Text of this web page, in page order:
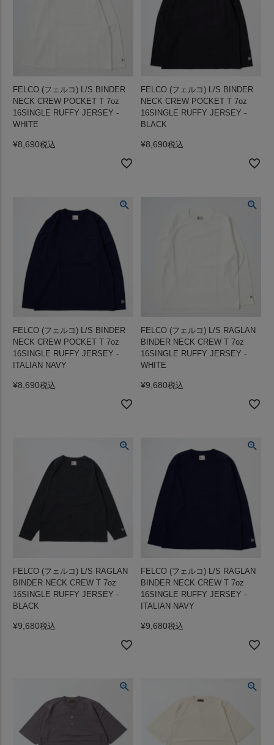
FELCO (フェルコ) L/S BINDER
NECK CREW POCKET T 7oz
16SINGLE RUFFY JERSEY -
WHITE
¥8,690税込
FELCO (フェルコ) L/S BINDER
NECK CREW POCKET T 7oz
16SINGLE RUFFY JERSEY -
BLACK
¥8,690税込
FELCO (フェルコ) L/S BINDER
NECK CREW POCKET T 7oz
16SINGLE RUFFY JERSEY -
ITALIAN NAVY
¥8,690税込
FELCO (フェルコ) L/S RAGLAN
BINDER NECK CREW T 7oz
16SINGLE RUFFY JERSEY -
WHITE
¥9,680税込
FELCO (フェルコ) L/S RAGLAN
BINDER NECK CREW T 7oz
16SINGLE RUFFY JERSEY -
BLACK
¥9,680税込
FELCO (フェルコ) L/S RAGLAN
BINDER NECK CREW T 7oz
16SINGLE RUFFY JERSEY -
ITALIAN NAVY
¥9,680税込